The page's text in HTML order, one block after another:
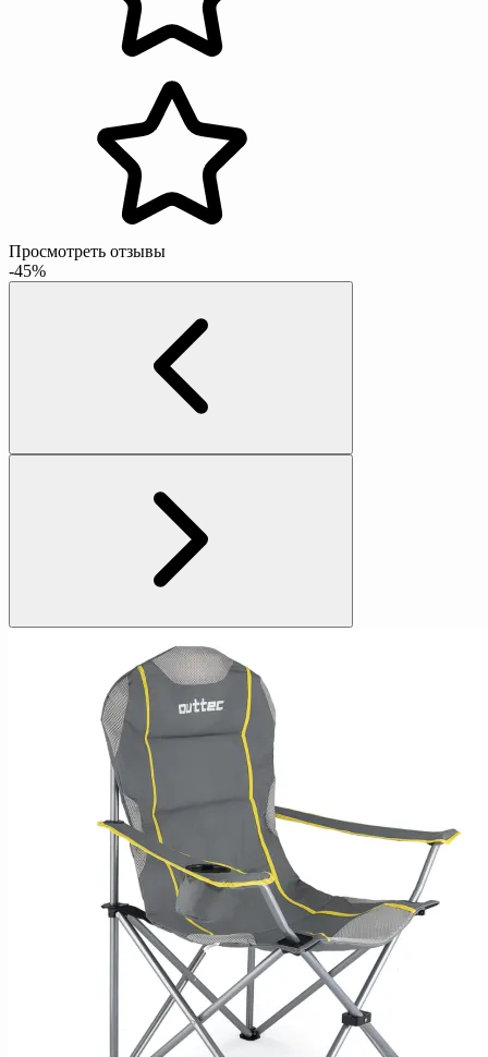
Просмотреть отзывы
-45%